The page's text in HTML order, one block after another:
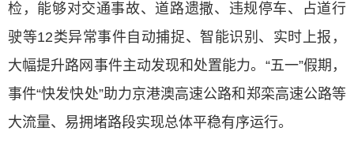
检，能够对交通事故、道路遗撒、违规停车、占道行
驶等12类异常事件自动捕捉、智能识别、实时上报，
大幅提升路网事件主动发现和处置能力。“五一”假期，
事件“快发快处”助力京港澳高速公路和郑栾高速公路等
大流量、易拥堵路段实现总体平稳有序运行。